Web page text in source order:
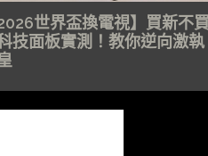
2026世界盃換電視】買新不
技面板實測！教你逆向激